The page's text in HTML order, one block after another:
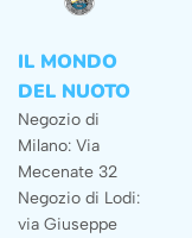
IL MONDO
DEL NUOTO
Negozio di
Milano: Via
Mecenate 32
Negozio di Lodi:
via Giuseppe